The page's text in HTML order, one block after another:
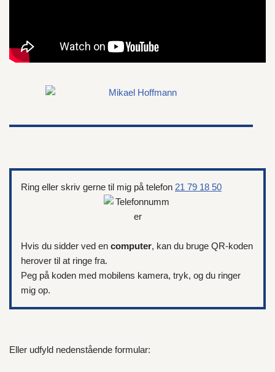
Ring eller skriv gerne til mig på telefon 21 79 18 50
Hvis du sidder ved en computer, kan du bruge QR-koden
herover til at ringe fra.
Peg på koden med mobilens kamera, tryk, og du ringer
mig op.
Eller udfyld nedenstående formular: